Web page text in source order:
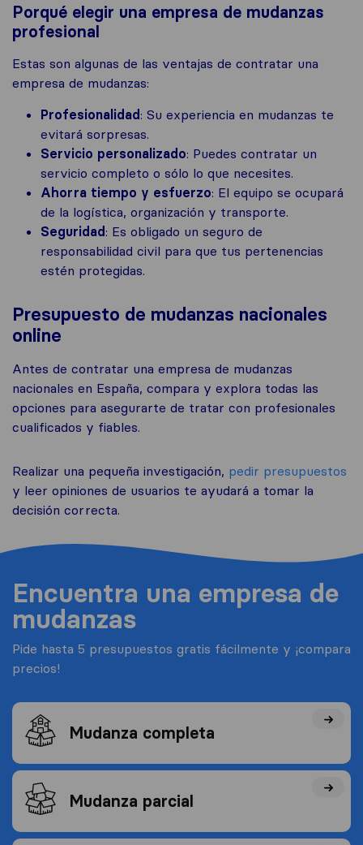
Porqué elegir una empresa de mudanzas
profesional
Estas son algunas de las ventajas de contratar una
empresa de mudanzas:
Profesionalidad : Su experiencia en mudanzas te
evitará sorpresas.
Servicio personalizado: Puedes contratar un
servicio completo o sólo lo que necesites.
Ahorra tiempo y esfuerzo: El equipo se ocupará
de la logística, organización y transporte.
Seguridad : Es obligado un seguro de
responsabilidad civil para que tus pertenencias
estén protegidas.
Presupuesto de mudanzas nacionales
online
Antes de contratar una empresa de mudanzas
nacionales en España, compara y explora todas las
opciones para asegurarte de tratar con profesionales
cualificados y fiables.
Realizar una pequeña investigación, pedir presupuestos
y leer opiniones de usuarios te ayudará a tomar la
decisión correcta.
Encuentra una empresa de
mudanzas
Pide hasta 5 presupuestos gratis fácilmente y ¡compara
precios!
Mudanza completa
Mudanza parcial